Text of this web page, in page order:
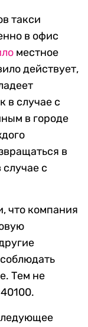
такси
в офис
местное
действует,
в случае с
в городе
в
с
что компания
Тем не